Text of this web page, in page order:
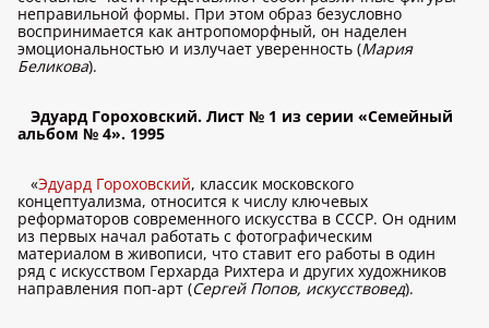
неправильной формы. При этом образ безусловно
воспринимается как антропоморфный, он наделен
эмоциональностью и излучает уверенность (Мария
Беликова).
Эдуард Гороховский. Лист № 1 из серии «Семейный
альбом № 4». 1995
«Эдуард Гороховский, классик московского
концептуализма, относится к числу ключевых
реформаторов современного искусства в СССР. Он одним
из первых начал работать с фотографическим
материалом в живописи, что ставит его работы в один
ряд с искусством Герхарда Рихтера и других художников
направления поп-арт (Сергей Попов, искусствовед).